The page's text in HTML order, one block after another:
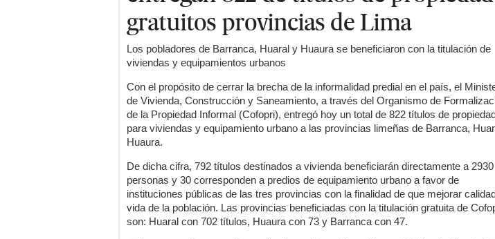
gratuitos provincias de Lima
Los pobladores de Barranca, Huaral y Huaura se beneficiaron con la titulación de
viviendas y equipamientos urbanos
Con el propósito de cerrar la brecha de la informalidad predial en el país, el
de Vivienda, Construcción y Saneamiento, a través del Organismo de
de la Propiedad Informal (Cofopri), entregó hoy un total de 822 títulos de
para viviendas y equipamiento urbano a las provincias limeñas de Barranca,
Huaura.
De dicha cifra, 792 títulos destinados a vivienda beneficiarán directamente a 2930
personas y 30 corresponden a predios de equipamiento urbano a favor de
instituciones públicas de las tres provincias con la finalidad de que mejorar
vida de la población. Las provincias beneficiadas con la titulación gratuita de
son: Huaral con 702 títulos, Huaura con 73 y Barranca con 47.